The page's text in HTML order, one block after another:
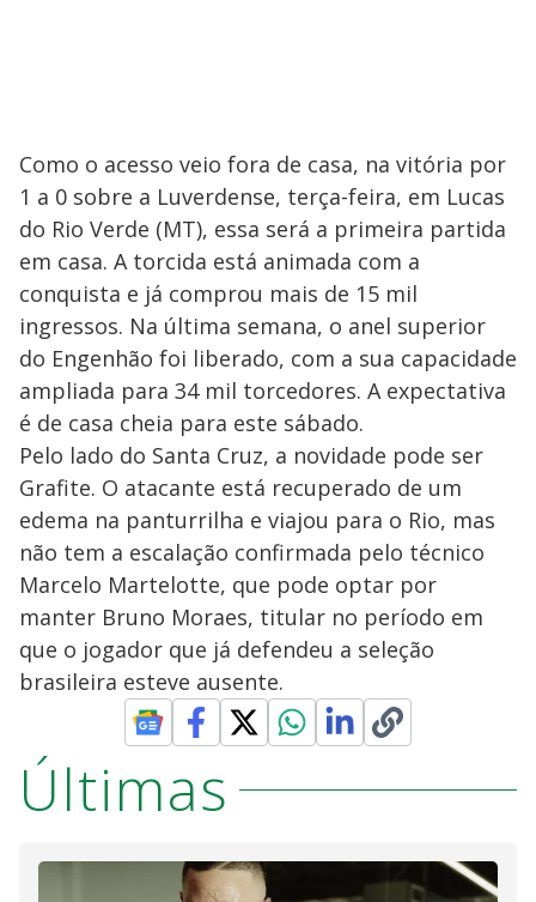
Como o acesso veio fora de casa, na vitória por
1 a 0 sobre a Luverdense, terça-feira, em Lucas
do Rio Verde (MT), essa será a primeira partida
em casa. A torcida está animada com a
conquista e já comprou mais de 15 mil
ingressos. Na última semana, o anel superior
do Engenhão foi liberado, com a sua capacidade
ampliada para 34 mil torcedores. A expectativa
é de casa cheia para este sábado.
Pelo lado do Santa Cruz, a novidade pode ser
Grafite. O atacante está recuperado de um
edema na panturrilha e viajou para o Rio, mas
não tem a escalação confirmada pelo técnico
Marcelo Martelotte, que pode optar por
manter Bruno Moraes, titular no período em
que o jogador que já defendeu a seleção
brasileira esteve ausente.
Últimas